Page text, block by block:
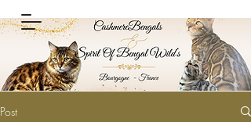
Post